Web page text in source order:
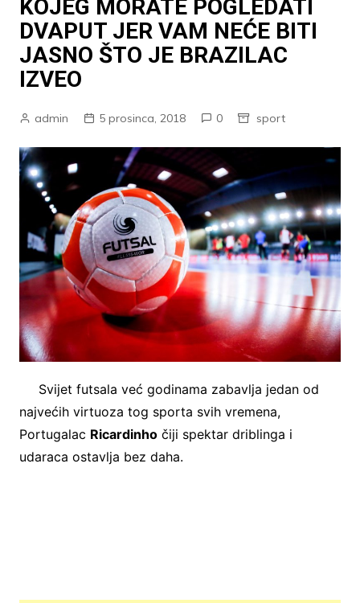
KOJEG MORATE POGLEDATI
DVAPUT JER VAM NEĆE BITI
JASNO ŠTO JE BRAZILAC
IZVEO
admin 5 prosinca, 2018 0 sport
Svijet futsala već godinama zabavlja jedan od
najvećih virtuoza tog sporta svih vremena,
Portugalac Ricardinhočiji spektar driblinga i
udaraca ostavlja bez daha.